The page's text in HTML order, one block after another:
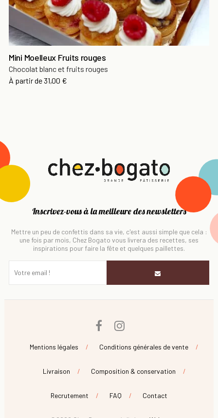
Mini Moelleux Fruits rouges
Chocolat blanc et fruits rouges
À partir dePrix
31,00 €
Inscrivez-vous à la meilleure des newsletters
Mettre un peu de confettis dans sa vie, c'est aussi simple que cela :
une fois par mois, Chez Bogato vous livrera des recettes, ses
inspirations pour faire la fête et quelques paillettes.
Facebook
Mentions légales Conditions générales de vente
Livraison Composition & conservation
Recrutement FAQ Contact